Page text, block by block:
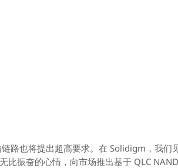
路也将提出超高要求。在 Solidigm，我们
比振奋的心情，向市场推出基于 QLC